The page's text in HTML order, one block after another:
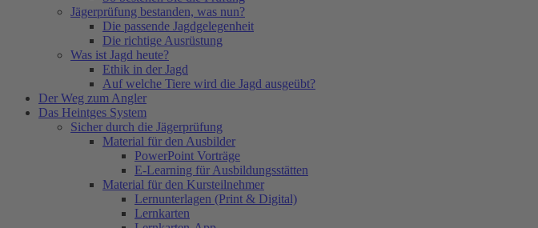
Jägerprüfung bestanden, was nun?
Die passende Jagdgelegenheit
Die richtige Ausrüstung
Was ist Jagd heute?
Ethik in der Jagd
Auf welche Tiere wird die Jagd ausgeübt?
Der Weg zum Angler
Das Heintges System
Sicher durch die Jägerprüfung
Material für den Ausbilder
PowerPoint Vorträge
E-Learning für Ausbildungsstätten
Material für den Kursteilnehmer
Lernunterlagen (Print & Digital)
Lernkarten